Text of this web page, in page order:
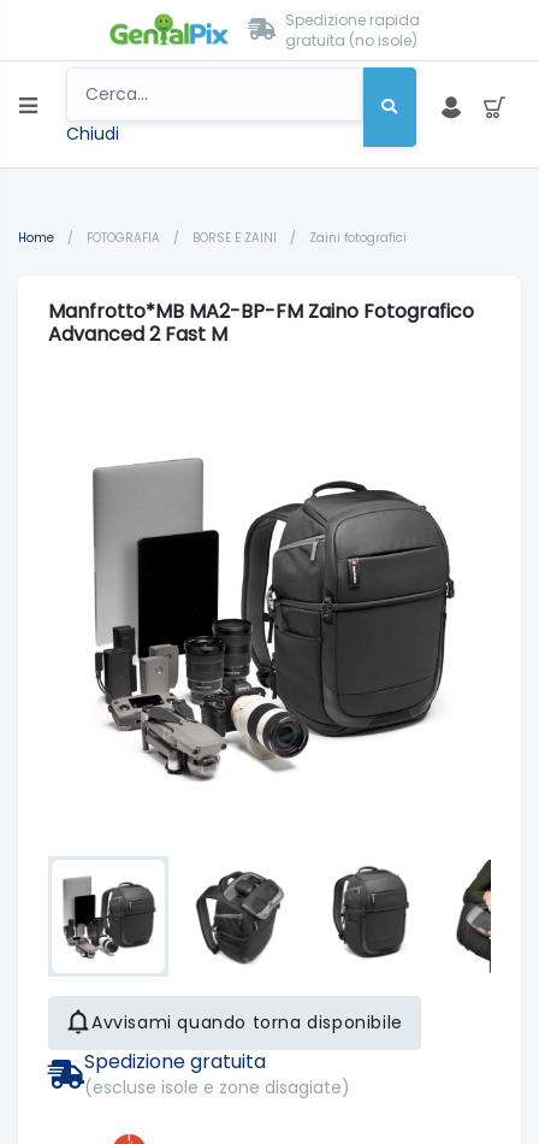
Spedizione rapida
gratuita (no isole)
Chiudi
Home / FOTOGRAFIA / BORSE E ZAINI / Zaini fotografici
Manfrotto*MB MA2-BP-FM Zaino Fotografico
Advanced 2 Fast M
Avvisami quando torna disponibile
Spedizione gratuita
(escluse isole e zone disagiate)